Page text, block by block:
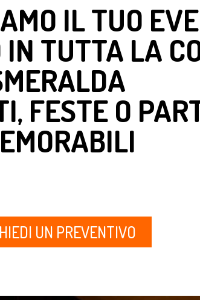
IL TUO
IN TUTTA LA
FESTE O
UN PREVENTIVO